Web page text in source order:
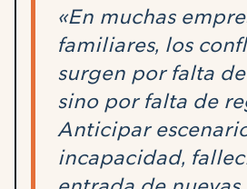
«En muchas
familiares, los
surgen por falta
sino por falta de
Anticipar
incapacidad,